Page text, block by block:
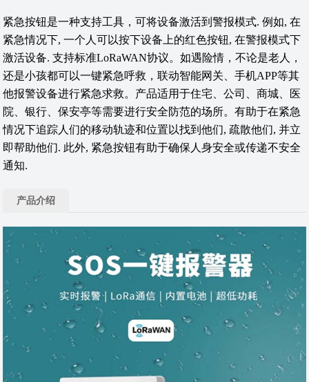
紧急按钮是一种支持工具，可将设备激活到警报模式. 例如, 在
紧急情况下, 一个人可以按下设备上的红色按钮, 在警报模式下
激活设备. 支持标准LoRaWAN协议。如遇险情，不论是老人，
还是小孩都可以一键紧急呼救，联动智能网关、手机APP等其
他报警设备进行紧急求救。产品适用于住宅、公司、商城、医
院、银行、保安亭等需要进行安全防范的场所。有助于在紧急
情况下追踪人们的移动轨迹和位置以找到他们, 疏散他们, 并立
即帮助他们. 此外, 紧急按钮有助于确保人身安全或传递不安全
通知.
产品介绍